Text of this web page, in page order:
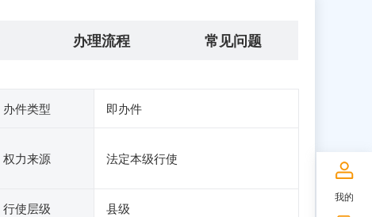
办理流程 常见问题
办件类型 即办件
权力来源 法定本级行使
行使层级 县级
我的